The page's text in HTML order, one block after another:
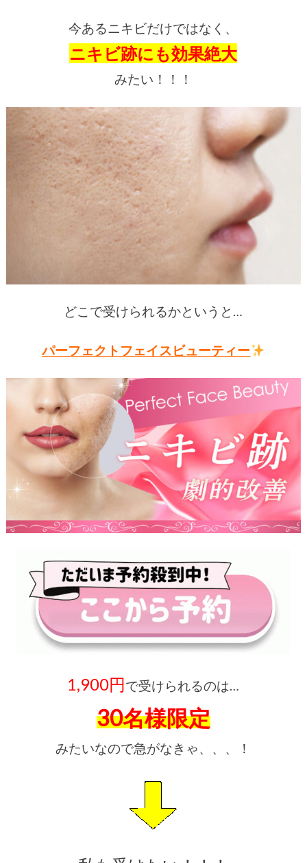
今あるニキビだけではなく、
ニキビ跡にも効果絶大
みたい！！！
どこで受けられるかというと…
パーフェクトフェイスビューティー
1,900円で受けられるのは…
30名様限定
みたいなので急がなきゃ、、、！